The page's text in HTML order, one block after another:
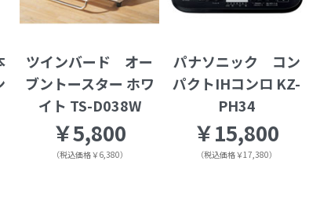
ツインバード オー
ブントースター ホワ
イト TS-D038W
￥5,800
（税込価格￥6,380）
パナソニック コン
パクトIHコンロ KZ-
PH34
￥15,800
（税込価格￥17,380）